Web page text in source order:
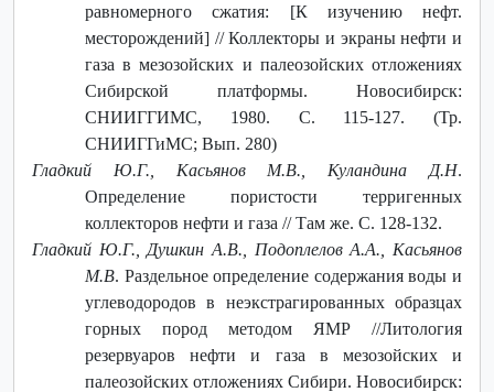
равномерного сжатия: [К изучению нефт.
месторождений] // Коллекторы и экраны нефти и
газа в мезозойских и палеозойских отложениях
Сибирской платформы. Новосибирск:
СНИИГГИМС, 1980. С. 115-127. (Тр.
СНИИГГиМС; Вып. 280)
Гладкий Ю.Г., Касьянов М.В., Куландина Д.Н.
Определение пористости терригенных
коллекторов нефти и газа // Там же. С. 128-132.
Гладкий Ю.Г., Душкин А.В., Подоплелов А.А., Касьянов
М.В. Раздельное определение содержания воды и
углеводородов в неэкстрагированных образцах
горных пород методом ЯМР //Литология
резервуаров нефти и газа в мезозойских и
палеозойских отложениях Сибири. Новосибирск: